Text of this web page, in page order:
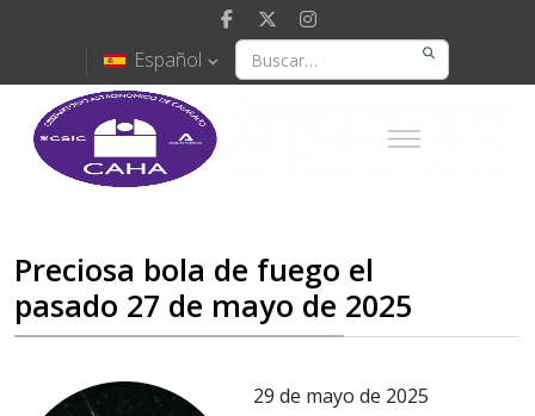
Español
Preciosa bola de fuego el
pasado 27 de mayo de 2025
29 de mayo de 2025